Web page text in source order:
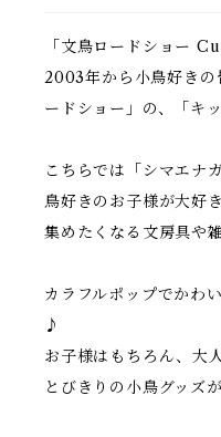
「文鳥ロードショー
2003年から小鳥好きの
ードショー」の、「キ
こちらでは「シマエナ
鳥好きのお子様が大好
集めたくなる文房具や
カラフルポップでかわ
♪
お子様はもちろん、大
とびきりの小鳥グッズ